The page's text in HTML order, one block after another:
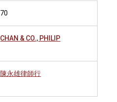
70
CHAN & CO., PHILIP
陳永雄律師行